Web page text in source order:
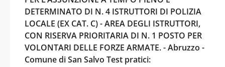
DETERMINATO DI N. 4 ISTRUTTORI DI POLIZIA
LOCALE (EX CAT. C) - AREA DEGLI ISTRUTTORI,
CON RISERVA PRIORITARIA DI N. 1 POSTO PER
VOLONTARI DELLE FORZE ARMATE. - Abruzzo -
Comune di San Salvo Test pratici: